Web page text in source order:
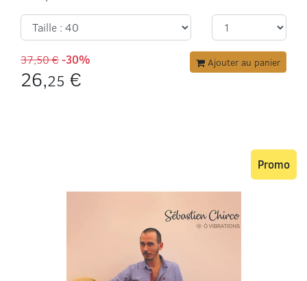
37,50 €-30%
26,25 €
Ajouter au panier
Promo